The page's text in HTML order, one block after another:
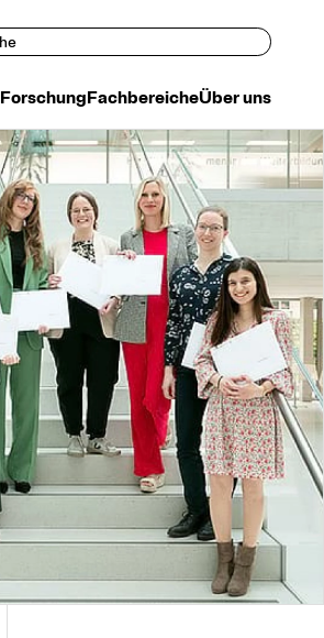
ForschungFachbereicheÜber uns
Suchen